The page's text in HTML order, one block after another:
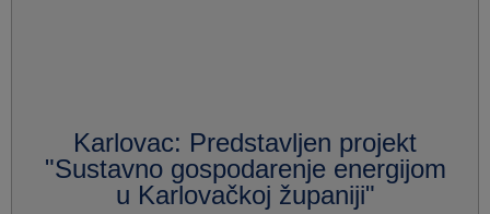
Karlovac: Predstavljen projekt
"Sustavno gospodarenje energijom
u Karlovačkoj županiji"